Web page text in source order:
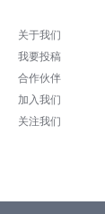
关于我们
我要投稿
合作伙伴
加入我们
关注我们